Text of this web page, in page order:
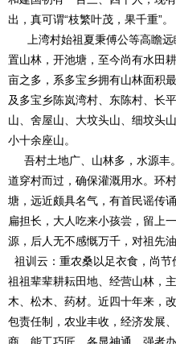
出，真可谓“枝繁叶茂，果千重”。
上湾村始祖夏秉傅公等高瞻远
置山林，开池塘，至今尚有水田
亩之多，系多宝乡拥有山林面积
及多宝乡陈岚湾村、东陈村、长
山、舍屋山、大坟头山、细坟头
小十余座山。
吾村土地广、山林多，水源丰
道穿村而过，确保灌溉用水。环
塘，远近颇具名气，有首民谣传
扁担长，大人吃来小孩尝，留上
源，后人无不感慨万千，对祖先
祖训云：重农桑以足衣食，尚节
祖祖辈辈耕耘田地、经营山林，
木、松木、药材。近四十年来，
包责任制，农业丰收，经济发展